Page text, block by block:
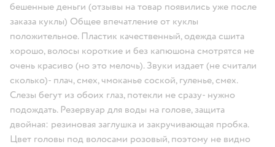
бешенные деньги (отзывы на товар появились уже после
заказа куклы) Общее впечатление от куклы
положительное. Пластик качественный, одежда сшита
хорошо, волосы короткие и без капюшона смотрятся не
очень красиво (но это мелочь). Звуки издает (не считали
сколько)- плач, смех, чмоканье соской, гуленье, смех.
Слезы бегут из обоих глаз, потекли не сразу- нужно
подождать. Резервуар для воды на голове, защита
двойная: резиновая заглушка и закручивающая пробка.
Цвет головы под волосами розовый, поэтому не видно